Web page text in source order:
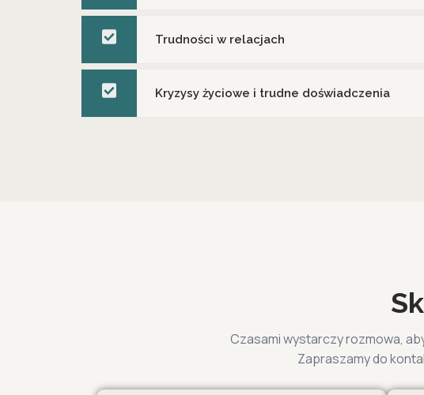
Trudności w relacjach
Kryzysy życiowe i trudne doświadczenia
Czasami wystarczy rozmowa,
Zapraszamy do